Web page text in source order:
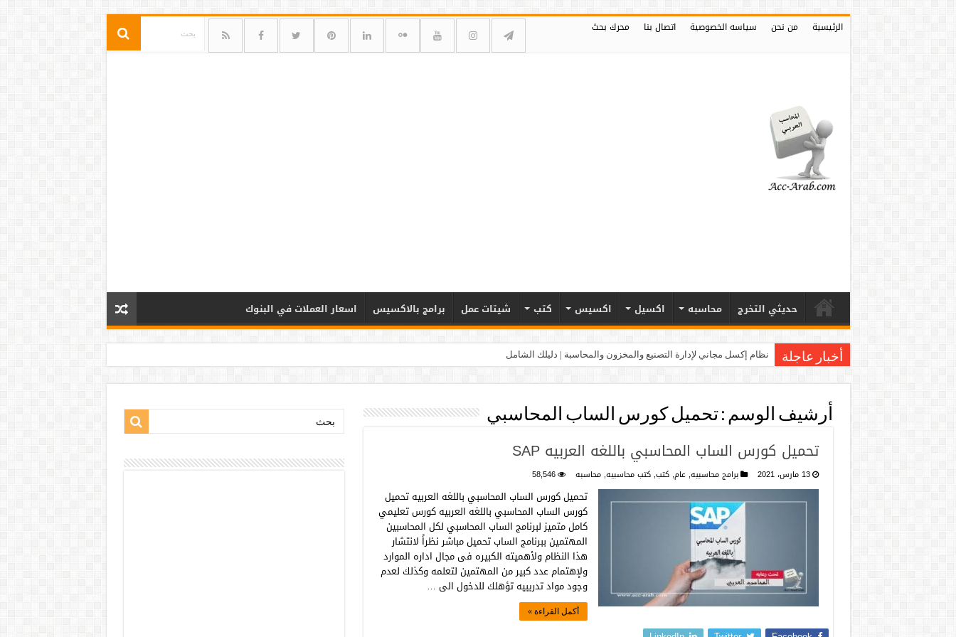
الرئيسية من نحن سياسه الخصوصية اتصال بنا محرك بحث
حديثي التخرج محاسبه اكسيل اكسيس كتب شيتات عمل برامج بالاكسيس اسعار العملات في البنوك
أخبار عاجلة نظام إكسل مجاني لإدارة التصنيع والمخزون والمحاسبة | دليلك الشامل
أرشيف الوسم :تحميل كورس الساب المحاسبي
تحميل كورس الساب المحاسبي باللغه العربيه SAP
13 مارس، 2021 برامج محاسبيه,عام,كتب,كتب محاسبيه,محاسبه 58,546
تحميل كورس الساب المحاسبي باللغه العربيه تحميل
كورس الساب المحاسبي باللغه العربيه كورس تعليمي
كامل متميز لبرنامج الساب المحاسبي لكل المحاسبين
المهتمين ببرنامج الساب تحميل مباشر نظراً لانتشار
هذا النظام ولأهميته الكبيره فى مجال اداره الموارد
ولإهتمام عدد كبير من المهتمين لتعلمه وكذلك لعدم
وجود مواد تدريبيه تؤهلك للدخول الى …
أكمل القراءة »
بحث: